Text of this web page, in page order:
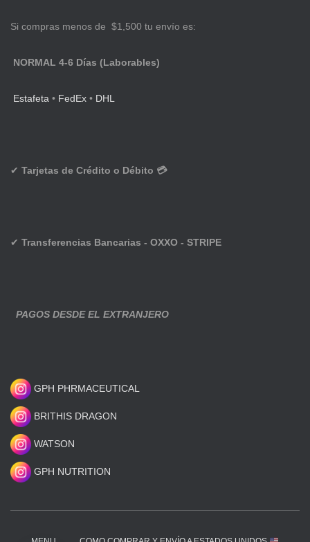
Si compras menos de $1,500 tu envío es:
NORMAL 4-6 Días (Laborables)
Estafeta • FedEx • DHL
✔ Tarjetas de Crédito o Débito 💳
✔ Transferencias Bancarias - OXXO - STRIPE
PAGOS DESDE EL EXTRANJERO
GPH PHRMACEUTICAL
BRITHIS DRAGON
WATSON
GPH NUTRITION